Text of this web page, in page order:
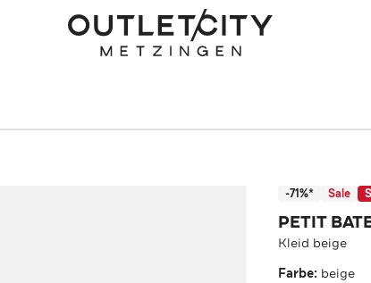
-71%* Sale
PETIT
Kleid beige
Farbe: beige